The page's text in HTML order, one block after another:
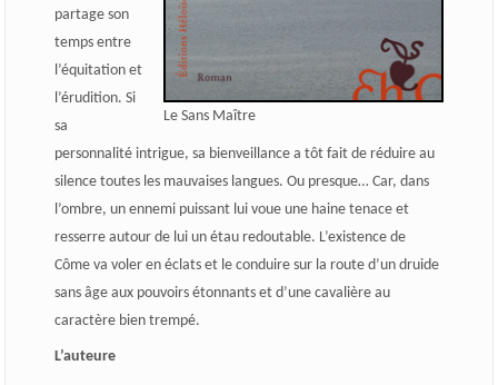
Le Sans Maître
partage son
temps entre
l’équitation et
l’érudition. Si
sa
personnalité intrigue, sa bienveillance a tôt fait de réduire au
silence toutes les mauvaises langues. Ou presque… Car, dans
l’ombre, un ennemi puissant lui voue une haine tenace et
resserre autour de lui un étau redoutable. L’existence de
Côme va voler en éclats et le conduire sur la route d’un druide
sans âge aux pouvoirs étonnants et d’une cavalière au
caractère bien trempé.
L’auteure